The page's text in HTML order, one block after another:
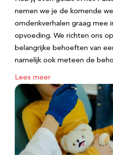
nemen we je de komende
omdenkverhalen graag mee
opvoeding. We richten ons
belangrijke behoeften van
namelijk ook meteen de
Lees meer